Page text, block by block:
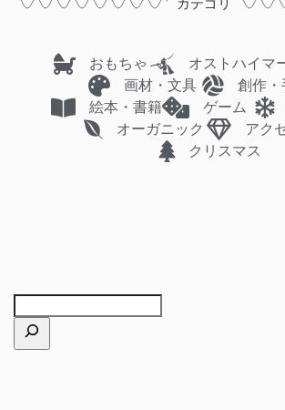
おもちゃ オストハイマ
画材・文具
創作・
絵本・書籍
ゲーム
オーガニック
アク
クリスマス